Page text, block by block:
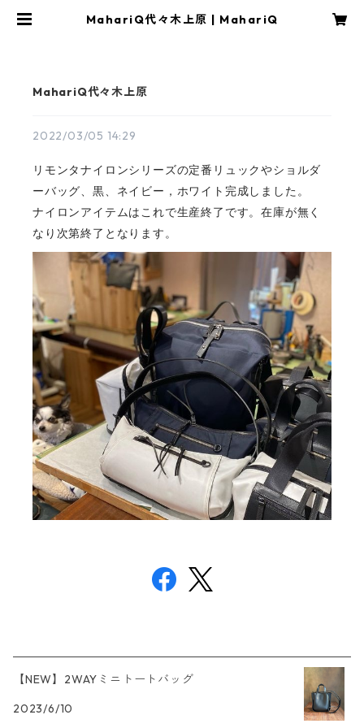
MahariQ代々木上原 | MahariQ
MahariQ代々木上原
2022/03/05 14:29
リモンタナイロンシリーズの定番リュックやショルダ
ーバッグ、黒、ネイビー，ホワイト完成しました。
ナイロンアイテムはこれで生産終了です。在庫が無く
なり次第終了となります。
【NEW】2WAYミニトートバッグ
2023/6/10